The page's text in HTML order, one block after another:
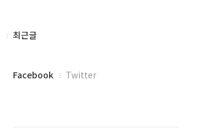
최
최근글
페
Facebook Twitter